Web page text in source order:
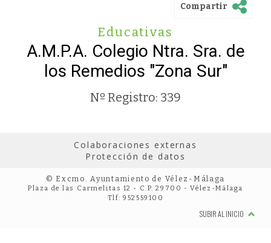
Compartir
Educativas
A.M.P.A. Colegio Ntra. Sra. de
los Remedios "Zona Sur"
Nº Registro: 339
Colaboraciones externas
Protección de datos
© Excmo. Ayuntamiento de Vélez-Málaga
Plaza de las Carmelitas 12 - C.P. 29700 - Vélez-Málaga
Tlf: 952559100
SUBIR AL INICIO